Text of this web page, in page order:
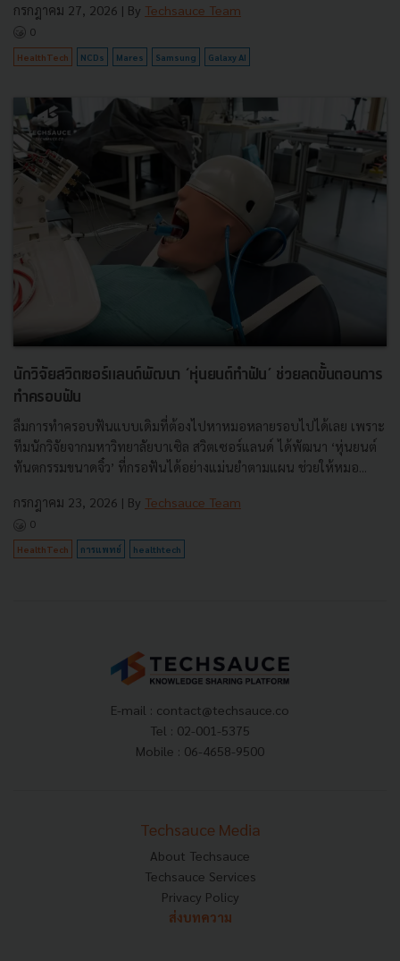
กรกฎาคม 27, 2026 | By Techsauce Team
0
HealthTech NCDs Mares Samsung Galaxy AI
นักวิจัยสวิตเซอร์แลนด์พัฒนา ‘หุ่นยนต์ทำฟัน’ ช่วยลดขั้นตอนการ
ทำครอบฟัน
ลืมการทำครอบฟันแบบเดิมที่ต้องไปหาหมอหลายรอบไปได้เลย เพราะ
ทีมนักวิจัยจากมหาวิทยาลัยบาเซิล สวิตเซอร์แลนด์ ได้พัฒนา ‘หุ่นยนต์
ทันตกรรมขนาดจิ๋ว’ ที่กรอฟันได้อย่างแม่นยำตามแผน ช่วยให้หมอ...
กรกฎาคม 23, 2026 | By Techsauce Team
0
HealthTech การแพทย์ healthtech
E-mail : contact@techsauce.co
Tel : 02-001-5375
Mobile : 06-4658-9500
Techsauce Media
About Techsauce
Techsauce Services
Privacy Policy
ส่งบทความ